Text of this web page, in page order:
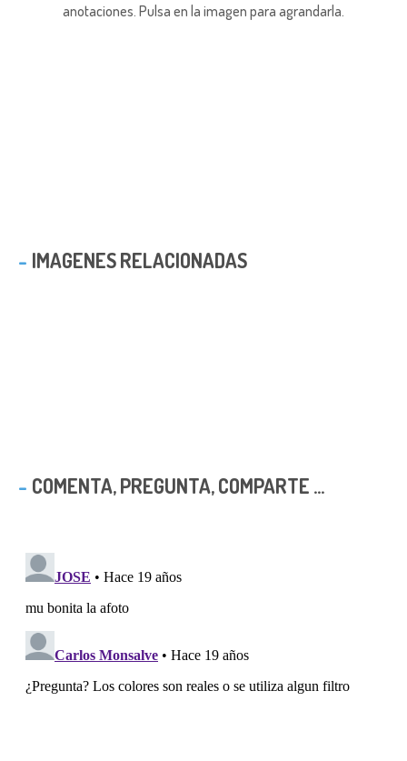
anotaciones. Pulsa en la imagen para agrandarla.
IMAGENES RELACIONADAS
COMENTA, PREGUNTA, COMPARTE ...